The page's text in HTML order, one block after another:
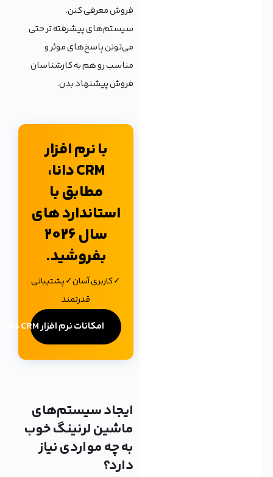
فروش معرفی کنن.
سیستم‌های پیشرفته تر حتی
می‌تونن پاسخ‌های موثر و
مناسب رو هم به کارشناسان
فروش پیشنهاد بدن.
با نرم افزار
CRM دانا،
مطابق با
استاندارد های
سال 2026
بفروشید.
✓ کاربری آسان✓ پشتیبانی
قدرتمند
امکانات نرم افزار CRM دانا
ایجاد سیستم‌های
ماشین لرنینگ خوب
به چه مواردی نیاز
دارد؟